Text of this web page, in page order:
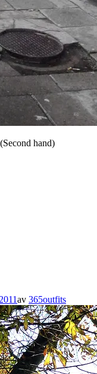
hand)
av 365outfits